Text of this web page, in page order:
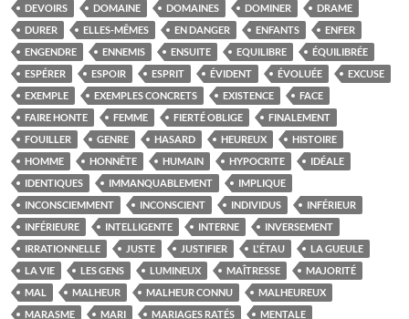
DEVOIRS
DOMAINE DOMAINES DOMINER
DRAME
DURER
ELLES-MÊMES EN DANGER ENFANTS
ENFER
ENGENDRE
ENNEMIS ENSUITE EQUILIBRE
ÉQUILIBRÉE
ESPÉRER
ESPOIR ESPRIT ÉVIDENT ÉVOLUÉE
EXCUSE
EXEMPLE
EXEMPLES CONCRETS EXISTENCE
FACE
FAIRE HONTE
FEMME FIERTÉ OBLIGE
FINALEMENT
FOUILLER
GENRE HASARD HEUREUX
HISTOIRE
HOMME
HONNÊTE HUMAIN HYPOCRITE
IDÉALE
IDENTIQUES
IMMANQUABLEMENT
IMPLIQUE
INCONSCIEMMENT
INCONSCIENT INDIVIDUS
INFÉRIEUR
INFÉRIEURE
INTELLIGENTE INTERNE
INVERSEMENT
IRRATIONNELLE
JUSTE JUSTIFIER L'ÉTAU
LA GUEULE
LA VIE
LES GENS LUMINEUX MAÎTRESSE
MAJORITÉ
MAL
MALHEUR MALHEUR CONNU
MALHEUREUX
MARASME
MARI MARIAGES RATÉS MENTALE